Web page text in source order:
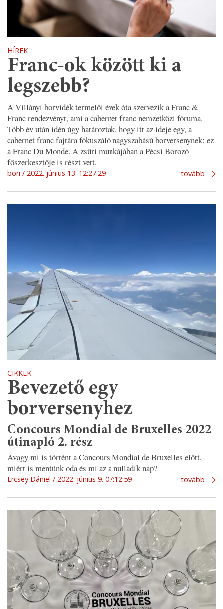
HÍREK
Franc-ok között ki a
legszebb?
A Villányi borvidék termelői évek óta szervezik a Franc &
Franc rendezvényt, ami a cabernet franc nemzetközi fóruma.
Több év után idén úgy határoztak, hogy itt az ideje egy, a
cabernet franc fajtára fókuszáló nagyszabású borversenynek: ez
a Franc Du Monde. A zsűri munkájában a Pécsi Borozó
főszerkesztője is részt vett.
bori 2022. június 13. 12:27:29 tovább
CIKKEK
Bevezető egy
borversenyhez
Concours Mondial de Bruxelles 2022
útinapló 2. rész
Avagy mi is történt a Concours Mondial de Bruxelles előtt,
miért is mentünk oda és mi az a nulladik nap?
Ercsey Dániel 2022. június 9. 07:12:59 tovább